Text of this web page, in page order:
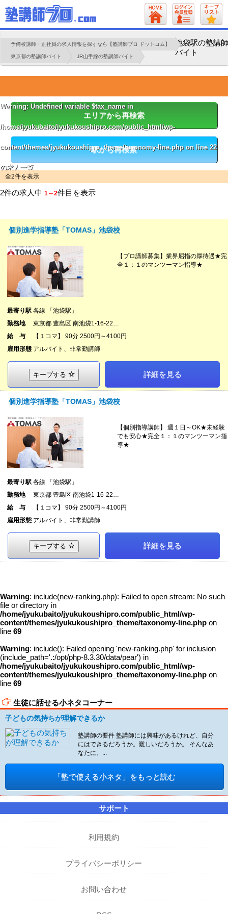
予備校講師・正社員の求人情報を探すなら【塾講師プロ ドットコム】
東京都の塾講師バイト JR山手線の塾講師バイト
池袋駅の塾講師
バイト
Warning: Undefined variable $tax_name in
/home/jyukubaito/jyukukoushipro.com/public_html/wp-
content/themes/jyukukoushipro_theme/taxonomy-line.phpon line 22
の求人一覧
エリアから再検索
駅から再検索
全2件を表示
2件の求人中 1～2件目を表示
個別進学指導塾「TOMAS」池袋校
【プロ講師募集】業界屈指の厚待遇★完
全１：１のマンツーマン指導★
最寄り駅 各線 「池袋駅」
勤務地
東京都 豊島区 南池袋1-16-22…
給 与
【１コマ】 90分 2500円～4100円
雇用形態 アルバイト、非常勤講師
キープする 詳細を見る
個別進学指導塾「TOMAS」池袋校
【個別指導講師】 週１日～OK★未経験
でも安心★完全１：１のマンツーマン指
導★
最寄り駅 各線 「池袋駅」
勤務地
東京都 豊島区 南池袋1-16-22…
給 与
【１コマ】 90分 2500円～4100円
雇用形態 アルバイト、非常勤講師
キープする 詳細を見る
Warning: include(new-ranking.php): Failed to open stream: No such
file or directory in
/home/jyukubaito/jyukukoushipro.com/public_html/wp-
content/themes/jyukukoushipro_theme/taxonomy-line.php on
line 69
Warning: include(): Failed opening 'new-ranking.php' for inclusion
(include_path='.:/opt/php-8.3.30/data/pear') in
/home/jyukubaito/jyukukoushipro.com/public_html/wp-
content/themes/jyukukoushipro_theme/taxonomy-line.php on
line 69
生徒に話せる小ネタコーナー
子どもの気持ちが理解できるか
塾講師の要件 塾講師には興味があるけれど、自分
にはできるだろうか。難しいだろうか。 そんなあ
なたに、...
「塾で使える小ネタ」をもっと読む
サポート
利用規約
プライバシーポリシー
お問い合わせ